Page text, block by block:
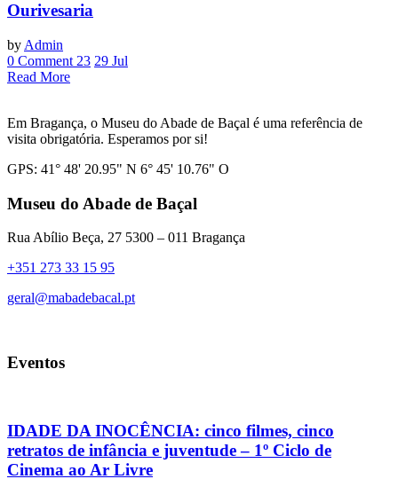
Ourivesaria
by Admin
0 Comment 23 29 Jul
Read More
Em Bragança, o Museu do Abade de Baçal é uma referência de
visita obrigatória. Esperamos por si!
GPS: 41° 48' 20.95" N 6° 45' 10.76" O
Museu do Abade de Baçal
Rua Abílio Beça, 27 5300 – 011 Bragança
+351 273 33 15 95
geral@mabadebacal.pt
Eventos
IDADE DA INOCÊNCIA: cinco filmes, cinco
retratos de infância e juventude – 1º Ciclo de
Cinema ao Ar Livre